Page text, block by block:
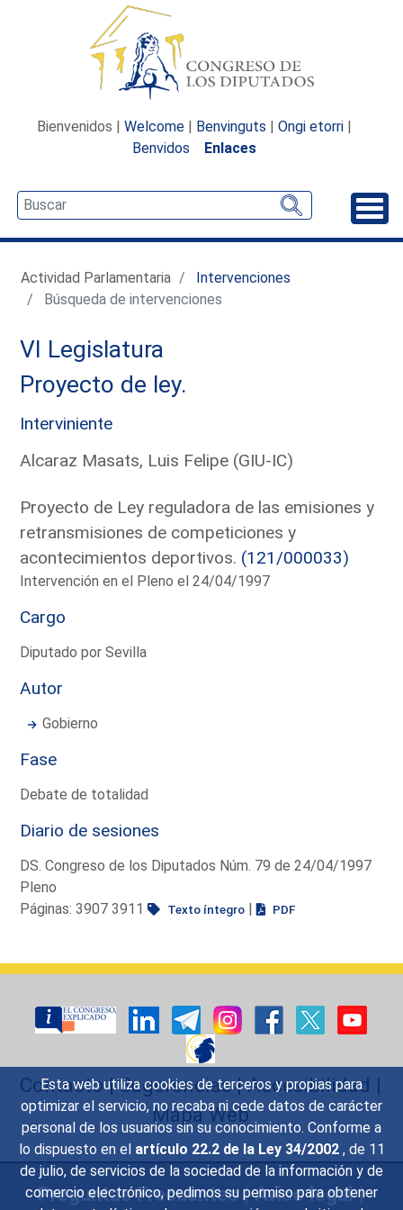
Esta web utiliza cookies de terceros y propias para
optimizar el servicio, no recaba ni cede datos de carácter
personal de los usuarios sin su conocimiento. Conforme a
lo dispuesto en el artículo 22.2 de la Ley 34/2002 , de 11
de julio, de servicios de la sociedad de la información y de
comercio electrónico, pedimos su permiso para obtener
Bienvenidos | Welcome | Benvinguts | Ongi etorri |
Benvidos
Enlaces
Actividad Parlamentaria
Intervenciones
Búsqueda de intervenciones
VI Legislatura
Proyecto de ley.
Interviniente
Alcaraz Masats, Luis Felipe (GIU-IC)
Proyecto de Ley reguladora de las emisiones y
retransmisiones de competiciones y
acontecimientos deportivos. (121/000033)
Intervención en el Pleno el 24/04/1997
Cargo
Diputado por Sevilla
Autor
Gobierno
Fase
Debate de totalidad
Diario de sesiones
DS. Congreso de los Diputados Núm. 79 de 24/04/1997
Pleno
Páginas: 3907 3911
Texto íntegro | PDF
Contacto|Sugerencias|Accesibilidad |
Mapa Web
Preguntas Frecuentes|Aviso legal|